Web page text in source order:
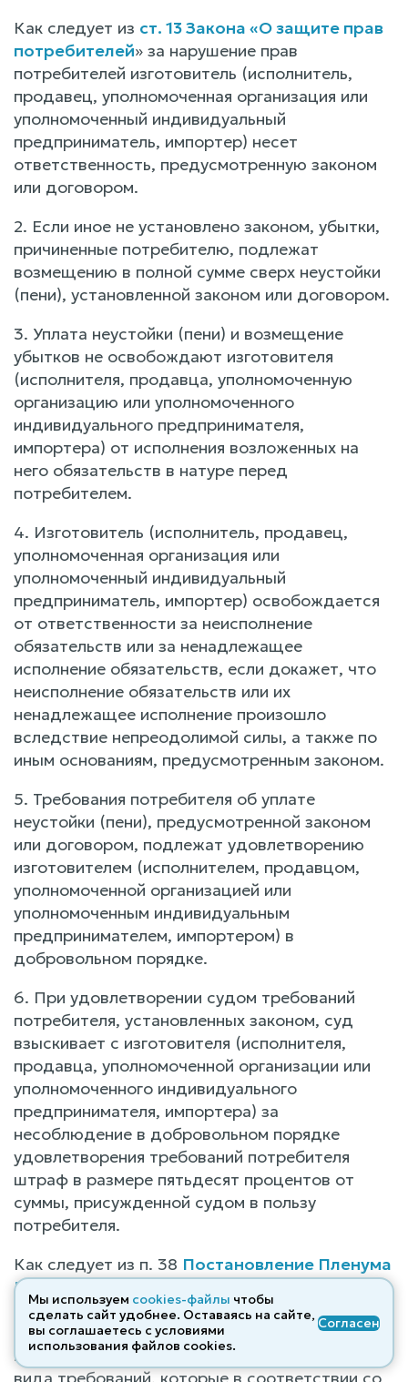
Как следует из ст. 13 Закона «О защите прав
потребителей» за нарушение прав
потребителей изготовитель (исполнитель,
продавец, уполномоченная организация или
уполномоченный индивидуальный
предприниматель, импортер) несет
ответственность, предусмотренную законом
или договором.
2. Если иное не установлено законом, убытки,
причиненные потребителю, подлежат
возмещению в полной сумме сверх неустойки
(пени), установленной законом или договором.
3. Уплата неустойки (пени) и возмещение
убытков не освобождают изготовителя
(исполнителя, продавца, уполномоченную
организацию или уполномоченного
индивидуального предпринимателя,
импортера) от исполнения возложенных на
него обязательств в натуре перед
потребителем.
4. Изготовитель (исполнитель, продавец,
уполномоченная организация или
уполномоченный индивидуальный
предприниматель, импортер) освобождается
от ответственности за неисполнение
обязательств или за ненадлежащее
исполнение обязательств, если докажет, что
неисполнение обязательств или их
ненадлежащее исполнение произошло
вследствие непреодолимой силы, а также по
иным основаниям, предусмотренным законом.
5. Требования потребителя об уплате
неустойки (пени), предусмотренной законом
или договором, подлежат удовлетворению
изготовителем (исполнителем, продавцом,
уполномоченной организацией или
уполномоченным индивидуальным
предпринимателем, импортером) в
добровольном порядке.
6. При удовлетворении судом требований
потребителя, установленных законом, суд
взыскивает с изготовителя (исполнителя,
продавца, уполномоченной организации или
уполномоченного индивидуального
предпринимателя, импортера) за
несоблюдение в добровольном порядке
удовлетворения требований потребителя
штраф в размере пятьдесят процентов от
суммы, присужденной судом в пользу
потребителя.
Как следует из п. 38 Постановление Пленума
Верховного Суда РФ от 28.06.2012 N 17
рассмотрении судами гражданских дел по
спорам о защите прав потребителей"
необходимо иметь в виду, что право выбора
вида требований, которые в соответствии со
Мы используем cookies-файлы чтобы
сделать сайт удобнее. Оставаясь на сайте,
вы соглашаетесь с условиями
использования файлов cооkies.
Согласен